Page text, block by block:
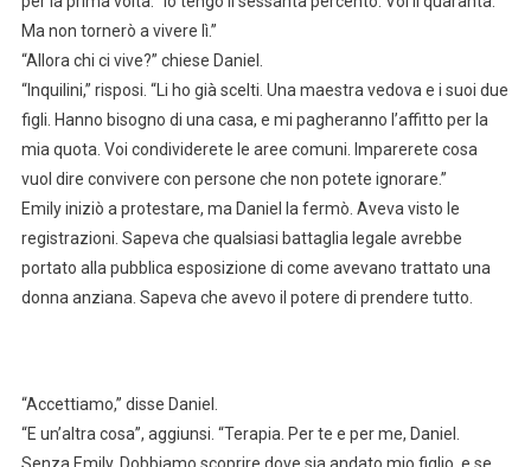
Ma non tornerò a vivere lì.”
“Allora chi ci vive?” chiese Daniel.
“Inquilini,” risposi. “Li ho già scelti. Una maestra vedova e i suoi due
figli. Hanno bisogno di una casa, e mi pagheranno l’affitto per la
mia quota. Voi condividerete le aree comuni. Imparerete cosa
vuol dire convivere con persone che non potete ignorare.”
Emily iniziò a protestare, ma Daniel la fermò. Aveva visto le
registrazioni. Sapeva che qualsiasi battaglia legale avrebbe
portato alla pubblica esposizione di come avevano trattato una
donna anziana. Sapeva che avevo il potere di prendere tutto.
“Accettiamo,” disse Daniel.
“E un’altra cosa”, aggiunsi. “Terapia. Per te e per me, Daniel.
Senza Emily. Dobbiamo scoprire dove sia andato mio figlio, e se